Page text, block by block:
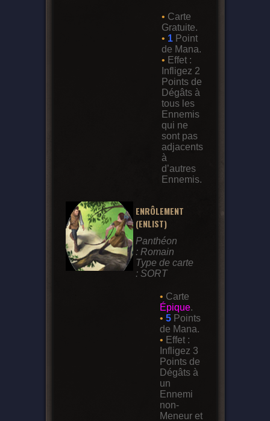
• Carte
Gratuite.
• 1Point
de Mana.
• Effet :
Infligez 2
Points de
Dégâts à
tous les
Ennemis
qui ne
sont pas
adjacents
à
d’autres
Ennemis.
ENRÔLEMENT
(ENLIST)
Panthéon
: Romain
Type de carte
: SORT
• Carte
Épique.
• 5Points
de Mana.
• Effet :
Infligez 3
Points de
Dégâts à
un
Ennemi
non-
Meneur et